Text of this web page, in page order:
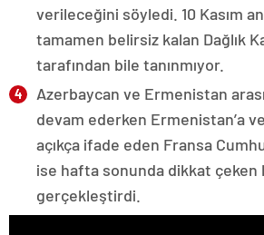
verileceğini söyledi. 10 Kasım
tamamen belirsiz kalan Dağlık
tarafından bile tanınmıyor.
Azerbaycan ve Ermenistan
devam ederken Ermenistan’a
açıkça ifade eden Fransa
ise hafta sonunda dikkat çeken
gerçekleştirdi.